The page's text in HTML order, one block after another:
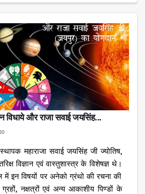
विधाये और राजा सवाई जयसिंह...
महाराजा सवाई जयसिंह जी ज्योतिष,
विज्ञान एवं वास्तुशास्त्र के विशेषज्ञ थे।
इन विषयों पर अनेको ग्रंथो की रचना की
ग्रहों, नक्षत्रों एवं अन्य आकाशीय पिण्डों के